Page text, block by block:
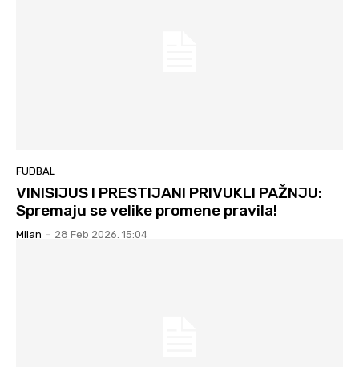
FUDBAL
VINISIJUS I PRESTIJANI PRIVUKLI PAŽNJU:
Spremaju se velike promene pravila!
Milan - 28 Feb 2026. 15:04